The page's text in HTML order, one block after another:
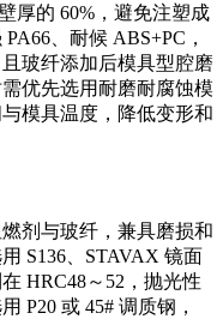
厚的 60%，避免注塑成
、耐候 ABS+PC，
玻纤添加后模具型腔磨
优先选用耐磨耐腐蚀模
模具温度，降低变形和
剂与玻纤，兼具磨损和
S136、STAVAX 镜面
HRC48～52，抛光性
P20 或 45# 调质钢，